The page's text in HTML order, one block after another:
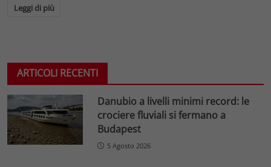
Leggi di più
ARTICOLI RECENTI
Danubio a livelli minimi record: le
crociere fluviali si fermano a
Budapest
5 Agosto 2026